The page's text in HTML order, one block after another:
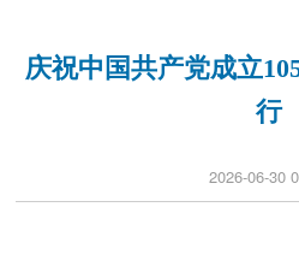
庆祝中国共产党成立
行
2026-06-30